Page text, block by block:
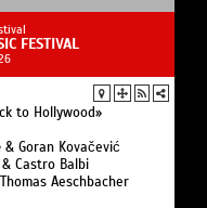
FESTIVAL
to Hollywood»
Goran Kovačević
Castro Balbi
Aeschbacher